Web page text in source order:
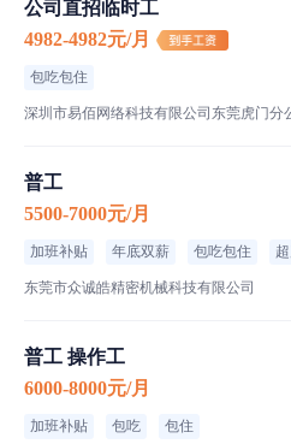
公司直招临时工
4982-4982元/月
包吃包住
深圳市易佰网络科技有限公司东莞虎门分
普工
5500-7000元/月
加班补贴 年底双薪 包吃包住
东莞市众诚皓精密机械科技有限公司
普工 操作工
6000-8000元/月
加班补贴 包吃 包住